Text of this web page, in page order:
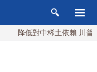
降低對中稀土依賴 川普宣布